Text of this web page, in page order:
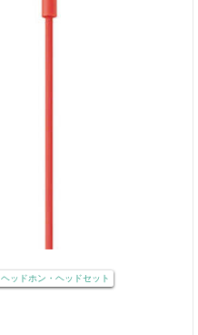
ヘッドホン・ヘッドセット